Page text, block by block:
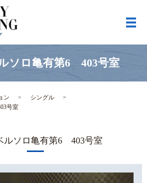
メ
ソロ亀有第6 403号室
ン
シングル
号室
ルソロ亀有第6 403号室